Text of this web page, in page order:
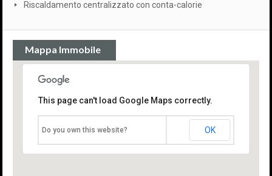
Riscaldamento centralizzato con conta-calorie
Mappa Immobile
This page can't load Google Maps correctly.
Do you own this website? OK